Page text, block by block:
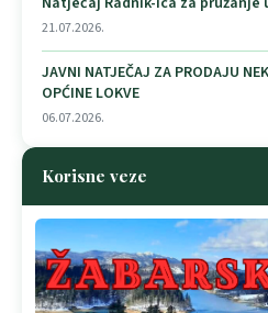
21.07.2026.
JAVNI NATJEČAJ ZA PRODAJU
OPĆINE LOKVE
06.07.2026.
Korisne veze